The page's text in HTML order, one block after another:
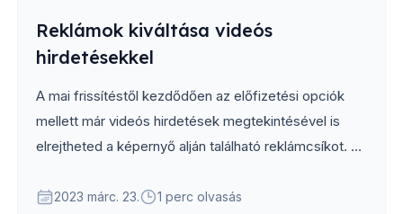
Reklámok kiváltása videós
hirdetésekkel
A mai frissítéstől kezdődően az előfizetési opciók
mellett már videós hirdetések megtekintésével is
elrejtheted a képernyő alján található reklámcsíkot. A
át nem fogsz reklámokkal találkozni az alkalmazás
2023 márc. 23. 1 perc olvasás